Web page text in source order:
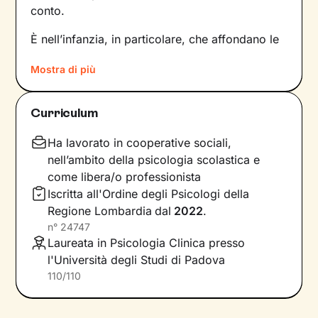
conto.
È nell’infanzia, in particolare, che affondano le
e agire: leesperienze vissute in famiglia
infatti, vengono apprese, memorizzate e
riproposte nelle relazioni successive.
che in età adulta si attivano in maniera
automatica - è la chiave per innescare il
cambiamento.
Conoscere noi stessi significaportare alla luce
ciò che per tanto tempo è rimasto dietro le
quinte: raggiungere questo tipo di
consapevolezza è il primo passo necessario
persvincolare il presente
Mostra di più
Curriculum
Ha lavorato in cooperative sociali,
nell’ambito della psicologia scolastica e
come libera/o professionista
Iscritta all'Ordine degli Psicologi della
Regione Lombardia dal 2022.
n° 24747
Laureata in Psicologia Clinica presso
l'Università degli Studi di Padova
110/110